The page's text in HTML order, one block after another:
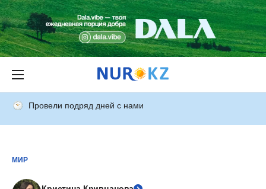
Провели подряд дней с нами
МИР